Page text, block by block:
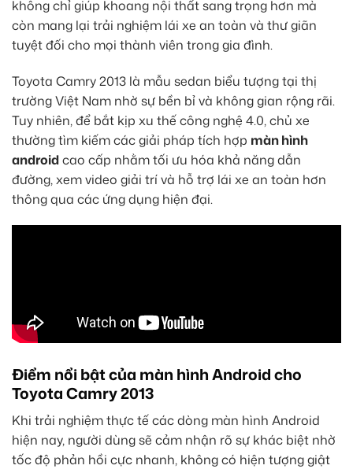
không chỉ giúp khoang nội thất sang trọng hơn mà
còn mang lại trải nghiệm lái xe an toàn và thư giãn
tuyệt đối cho mọi thành viên trong gia đình.
Toyota Camry 2013 là mẫu sedan biểu tượng tại thị
trường Việt Nam nhờ sự bền bỉ và không gian rộng rãi.
Tuy nhiên, để bắt kịp xu thế công nghệ 4.0, chủ xe
thường tìm kiếm các giải pháp tích hợp màn hình
androidcao cấp nhằm tối ưu hóa khả năng dẫn
đường, xem video giải trí và hỗ trợ lái xe an toàn hơn
thông qua các ứng dụng hiện đại.
Điểm nổi bật của màn hình Android cho
Toyota Camry 2013
Khi trải nghiệm thực tế các dòng màn hình Android
hiện nay, người dùng sẽ cảm nhận rõ sự khác biệt nhờ
tốc độ phản hồi cực nhanh, không có hiện tượng giật